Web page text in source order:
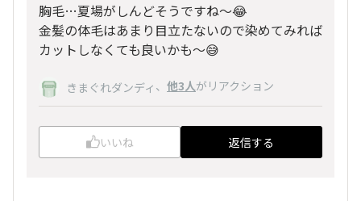
胸毛…夏場がしんどそうですね〜😂
金髪の体毛はあまり目立たないので染めてみれば
カットしなくても良いかも〜😅
きまぐれダンディ 、 他3人がリアクション
いいね 返信する